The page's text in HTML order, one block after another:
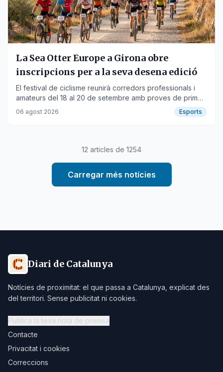
La Sea Otter Europe a Girona obre
inscripcions per a la seva desena edició
El festival de ciclisme reunirà corredors professionals i
amateurs del 18 al 20 de setembre amb proves de primer
nivell i marxes cicloturistes.
06 agost 2026 Esports
12 articles de 1254
Carregar més notícies
Diari de Catalunya
Notícies de proximitat: el que passa a Catalunya, explicat des
del territori. Sense publicitat ni cookies.
Publica la teva nota de premsa
Contacte
Privacitat i cookies
Correccions